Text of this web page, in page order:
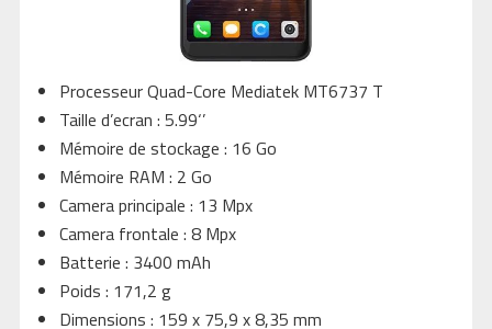
Processeur Quad-Core Mediatek MT6737 T
Taille d’ecran : 5.99‘’
Mémoire de stockage : 16 Go
Mémoire RAM : 2 Go
Camera principale : 13 Mpx
Camera frontale : 8 Mpx
Batterie : 3400 mAh
Poids : 171,2 g
Dimensions : 159 x 75,9 x 8,35 mm